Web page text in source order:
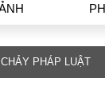
CHẢY PHÁP LUẬT